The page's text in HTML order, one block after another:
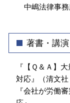
中嶋法律事
著書・講
『【Ｑ＆Ａ】
対応』（清文社
『会社が労働